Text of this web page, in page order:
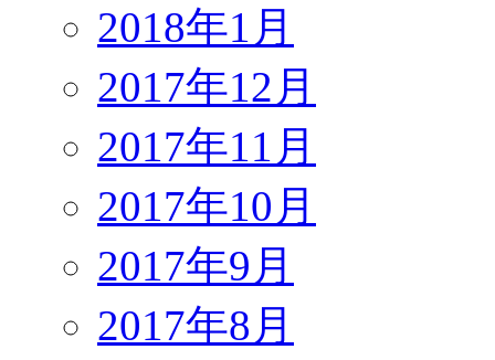
2018年1月
2017年12月
2017年11月
2017年10月
2017年9月
2017年8月